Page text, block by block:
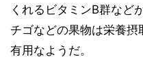
くれるビタミンB群など
チゴなどの果物は栄養
有用なようだ。